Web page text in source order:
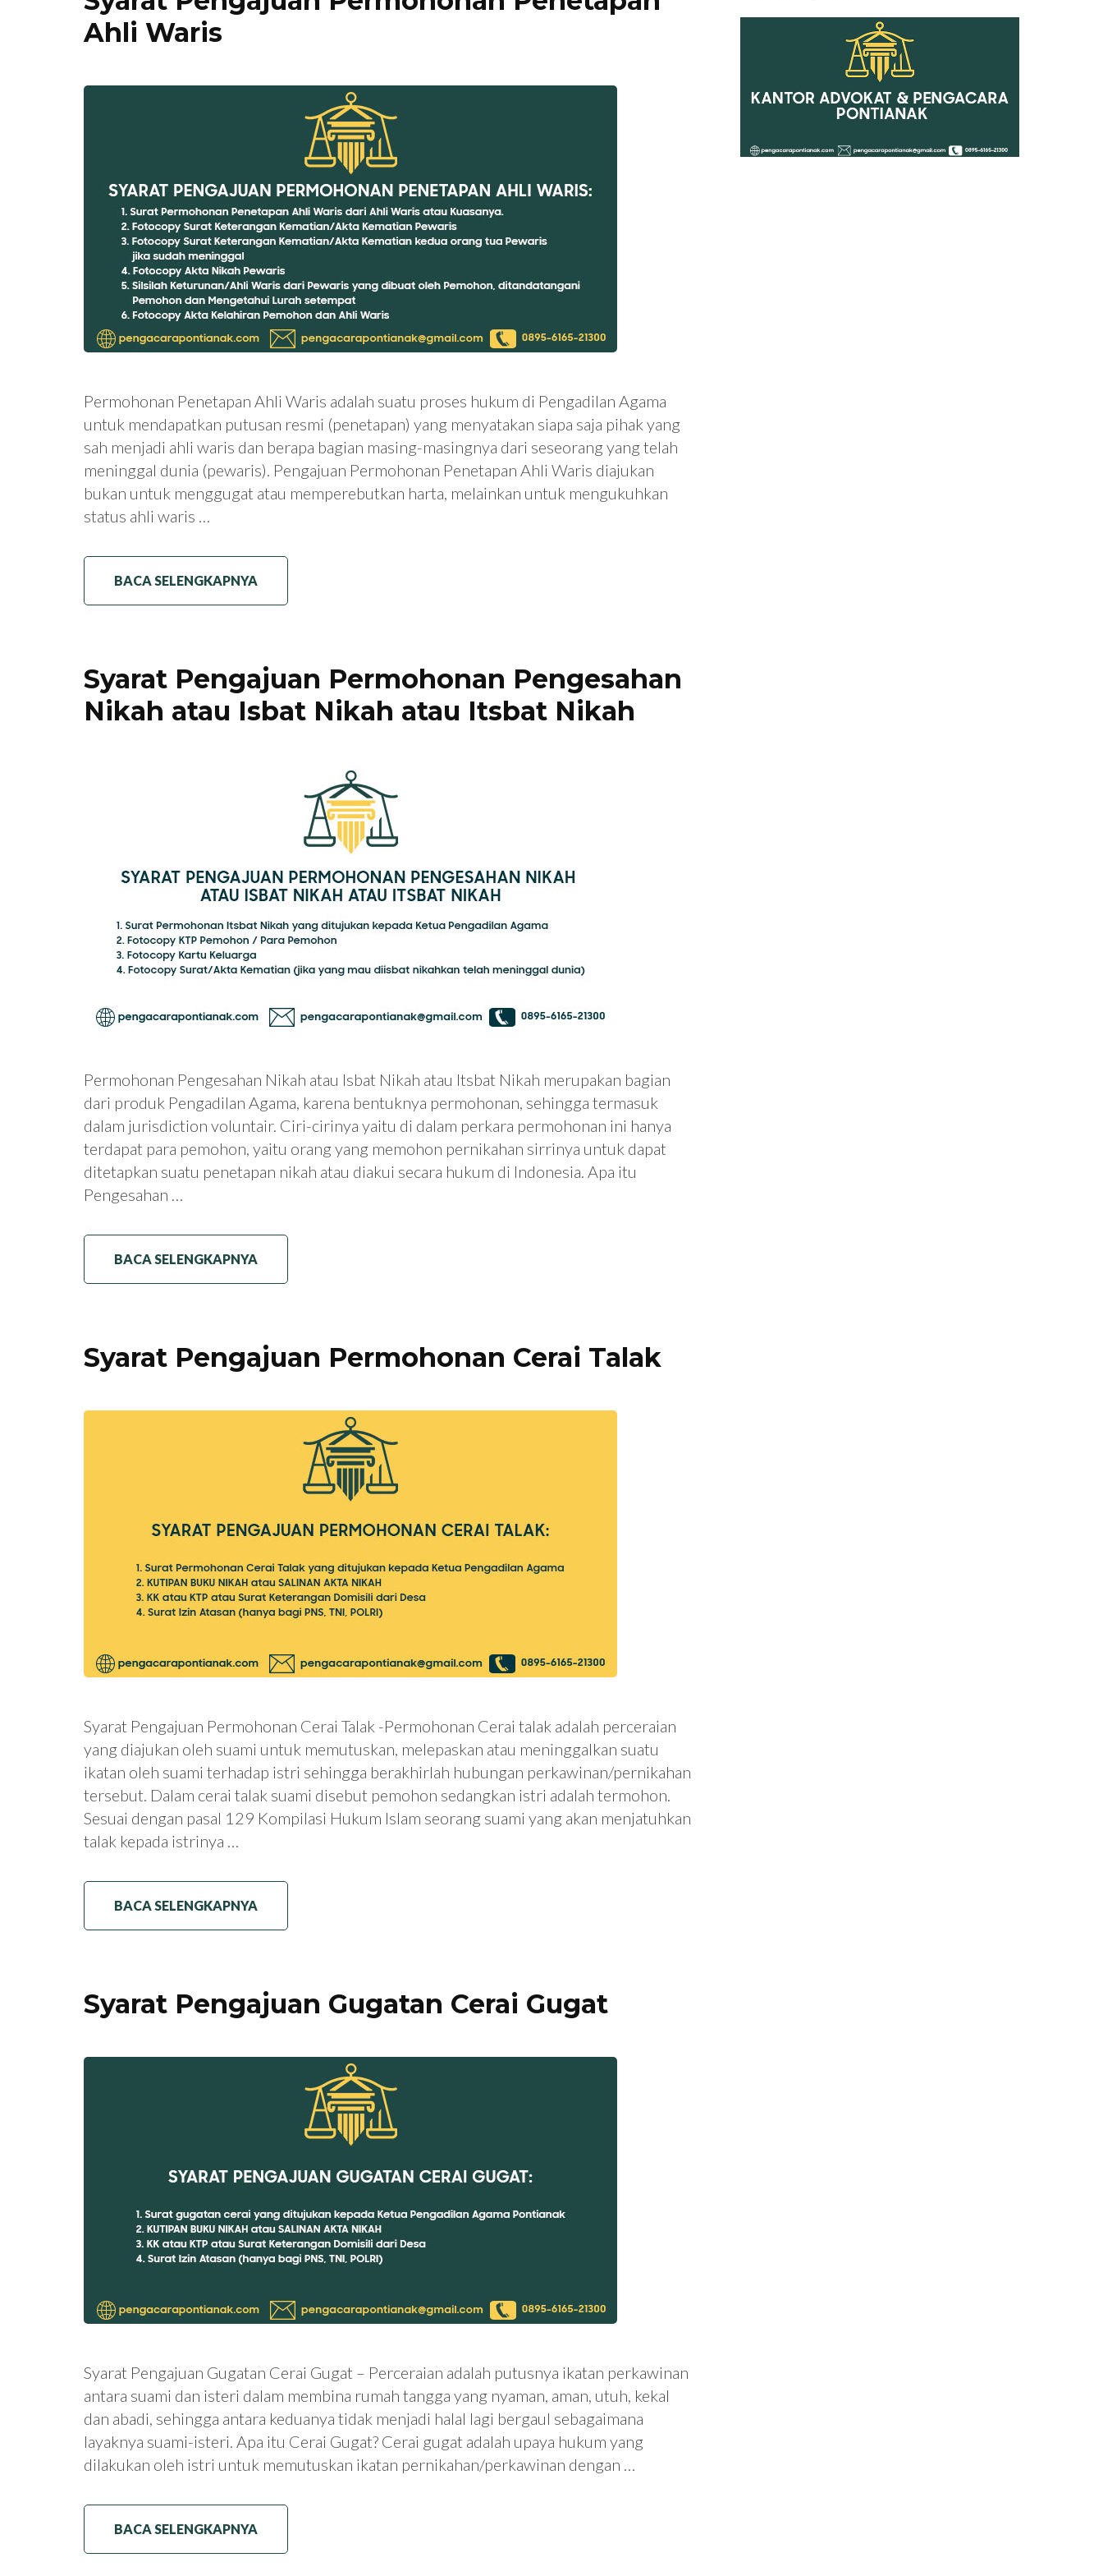
Ahli Waris
Permohonan Penetapan Ahli Waris adalah suatu proses hukum di Pengadilan Agama
untuk mendapatkan putusan resmi (penetapan) yang menyatakan siapa saja pihak yang
sah menjadi ahli waris dan berapa bagian masing-masingnya dari seseorang yang telah
meninggal dunia (pewaris). Pengajuan Permohonan Penetapan Ahli Waris diajukan
bukan untuk menggugat atau memperebutkan harta, melainkan untuk mengukuhkan
status ahli waris …
BACA SELENGKAPNYA
Syarat Pengajuan Permohonan Pengesahan
Nikah atau Isbat Nikah atau Itsbat Nikah
Permohonan Pengesahan Nikah atau Isbat Nikah atau Itsbat Nikah merupakan bagian
dari produk Pengadilan Agama, karena bentuknya permohonan, sehingga termasuk
dalam jurisdiction voluntair. Ciri-cirinya yaitu di dalam perkara permohonan ini hanya
terdapat para pemohon, yaitu orang yang memohon pernikahan sirrinya untuk dapat
ditetapkan suatu penetapan nikah atau diakui secara hukum di Indonesia. Apa itu
Pengesahan …
BACA SELENGKAPNYA
Syarat Pengajuan Permohonan Cerai Talak
Syarat Pengajuan Permohonan Cerai Talak -Permohonan Cerai talak adalah perceraian
yang diajukan oleh suami untuk memutuskan, melepaskan atau meninggalkan suatu
ikatan oleh suami terhadap istri sehingga berakhirlah hubungan perkawinan/pernikahan
tersebut. Dalam cerai talak suami disebut pemohon sedangkan istri adalah termohon.
Sesuai dengan pasal 129 Kompilasi Hukum Islam seorang suami yang akan menjatuhkan
talak kepada istrinya …
BACA SELENGKAPNYA
Syarat Pengajuan Gugatan Cerai Gugat
Syarat Pengajuan Gugatan Cerai Gugat – Perceraian adalah putusnya ikatan perkawinan
antara suami dan isteri dalam membina rumah tangga yang nyaman, aman, utuh, kekal
dan abadi, sehingga antara keduanya tidak menjadi halal lagi bergaul sebagaimana
layaknya suami-isteri. Apa itu Cerai Gugat? Cerai gugat adalah upaya hukum yang
dilakukan oleh istri untuk memutuskan ikatan pernikahan/perkawinan dengan …
BACA SELENGKAPNYA